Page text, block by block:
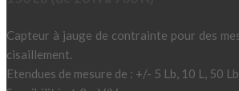
Capteur à jauge de contrainte pour des
cisaillement.
Etendues de mesure de : +/- 5 Lb, 10 L, 50